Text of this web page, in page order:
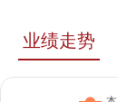
业绩走势